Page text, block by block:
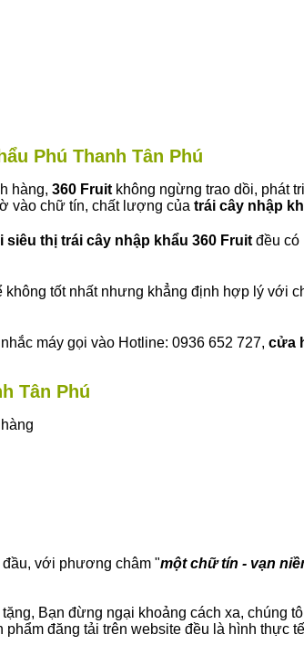
Phú Thanh Tân Phú
hàng, 360 Fruit không ngừng trao dồi, phát
vào chữ tín, chất lượng của trái cây nhập
siêu thị trái cây nhập khẩu 360 Fruit đều có
không tốt nhất nhưng khẳng định hợp lý với
máy gọi vào Hotline: 0936 652 727, cửa
Tân Phú
đầu, với phương châm "một chữ tín - vạn
Bạn đừng ngại khoảng cách xa, chúng
đăng tải trên website đều là hình thực